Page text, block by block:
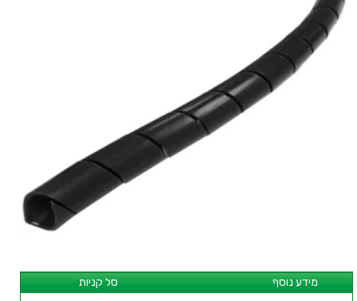
סל קניות מידע נוסף